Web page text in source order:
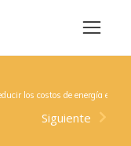
los costos de energía
Siguiente